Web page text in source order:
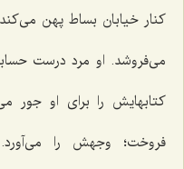
كنار خيابان بساط پهن
مى‌فروشد. او مرد درست
كتابهايش را براى او جور
فروخت؛ وجهش را